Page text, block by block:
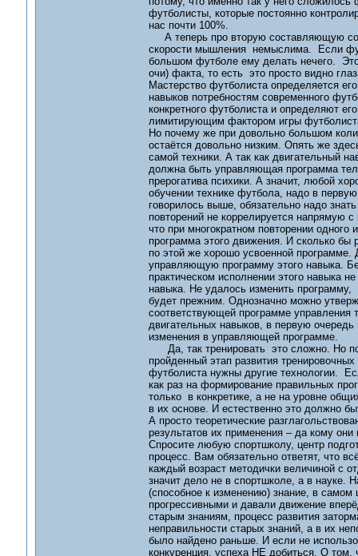
футболисты, которые постоянно
нас почти 100%.
А теперь про вторую составляющую
скорости мышления немыслима. Если
большом футболе ему делать нечего.
очи) факта, то есть это просто видно
Мастерство футболиста определяется
навыков потребностям современного
конкретного футболиста и определяют
лимитирующим фактором игры
Но почему же при довольно большом
остаётся довольно низким. Опять же
самой техники. А так как двигательный
должна быть управляющая программа
прерогатива психики. А значит, любой
обучении технике футбола, надо в
говорилось выше, обязательно надо
повторений не коррелируется напрямую
что при многократном повторении
программа этого движения. И сколько
по этой же хорошо усвоенной программе.
управляющую программу этого навыка.
практическом исполнении этого навыка
навыка. Не удалось изменить
будет прежним. Однозначно можно
соответствующей программе управления
двигательных навыков, в первую
изменения в управляющей программе.
Да, так тренировать это сложно. Но
пройденный этап развития
футболиста нужны другие технологии.
как раз на формирование правильных
только в конкретике, а не на уровне
в их основе. И естественно это должно
А просто теоретические
результатов их применения – да кому они
Спросите любую спортшколу, центр
процесс. Вам обязательно ответят, что
каждый возраст методички величиной с
значит дело не в спортшколе, а в науке.
(способное к изменению) знание, в
прогрессивными и давали движение
старым знаниям, процесс развития
неправильности старых знаний, а в их
было найдено раньше. И если не
конкуренция, успеха НЕ добиться. О